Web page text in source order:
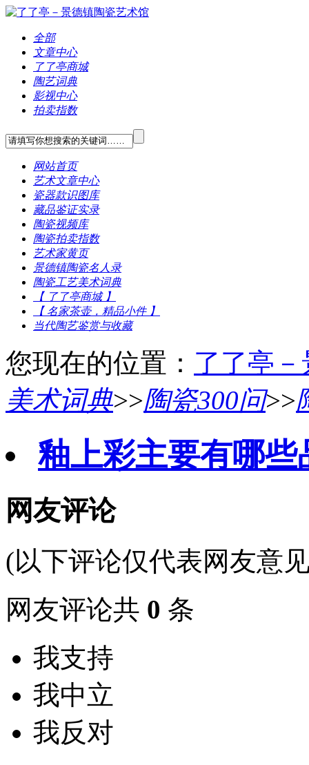
全部
文章中心
了了亭商城
陶艺词典
影视中心
拍卖指数
网站首页
艺术文章中心
瓷器款识图库
藏品鉴证实录
陶瓷视频库
陶瓷拍卖指数
艺术家黄页
景德镇陶瓷名人录
陶瓷工艺美术词典
【 了了亭商城 】
【 名家茶壶，精品小件 】
当代陶艺鉴赏与收藏
您现在的位置： 了了亭
美术词典>>陶瓷300问>>
釉上彩主要有哪些
网友评论
(以下评论仅代表网友意
网友评论共 0 条
我支持
我中立
我反对